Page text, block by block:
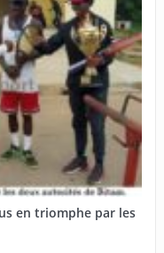
en triomphe par les